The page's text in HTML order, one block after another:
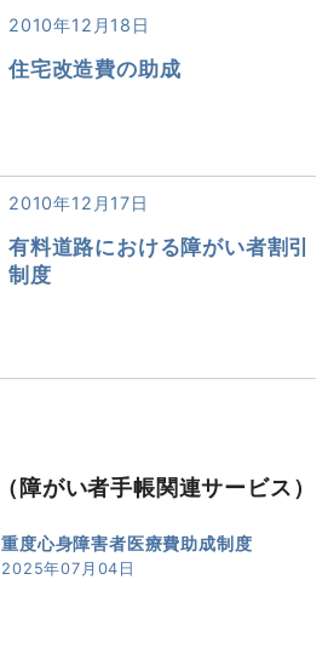
2010年12月18日
住宅改造費の助成
2010年12月17日
有料道路における障がい者割引
制度
（障がい者手帳関連サービス）
重度心身障害者医療費助成制度
2025年07月04日